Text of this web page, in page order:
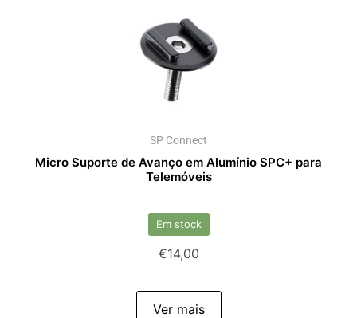
SP Connect
Micro Suporte de Avanço em Alumínio SPC+ para
Telemóveis
Em stock
€14,00
Ver mais